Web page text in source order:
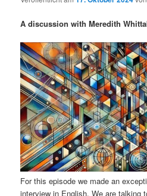
m
ä
r
e
n
I
n
u
n
d
ä
r
e
n
n
v
i
g
a
t
i
o
n
A discussion with Meredith
For this episode we made an
interview in English. We are talking